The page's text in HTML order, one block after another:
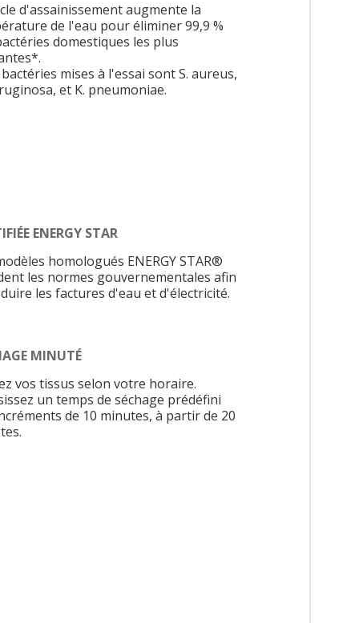
d'assainissement augmente la
de l'eau pour éliminer 99,9 %
domestiques les plus
mises à l'essai sont S. aureus,
et K. pneumoniae.
ENERGY STAR
homologués ENERGY STAR®
les normes gouvernementales afin
les factures d'eau et d'électricité.
MINUTÉ
vos tissus selon votre horaire.
un temps de séchage prédéfini
de 10 minutes, à partir de 20